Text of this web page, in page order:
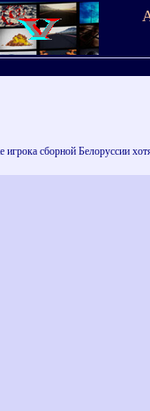
сборной Белоруссии